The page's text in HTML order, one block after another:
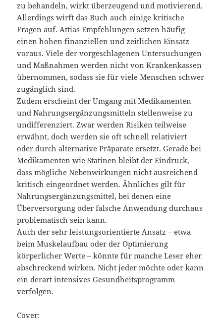
zu behandeln, wirkt überzeugend und motivierend.
Allerdings wirft das Buch auch einige kritische
Fragen auf. Attias Empfehlungen setzen häufig
einen hohen finanziellen und zeitlichen Einsatz
voraus. Viele der vorgeschlagenen Untersuchungen
und Maßnahmen werden nicht von Krankenkassen
übernommen, sodass sie für viele Menschen schwer
zugänglich sind.
Zudem erscheint der Umgang mit Medikamenten
und Nahrungsergänzungsmitteln stellenweise zu
undifferenziert. Zwar werden Risiken teilweise
erwähnt, doch werden sie oft schnell relativiert
oder durch alternative Präparate ersetzt. Gerade bei
Medikamenten wie Statinen bleibt der Eindruck,
dass mögliche Nebenwirkungen nicht ausreichend
kritisch eingeordnet werden. Ähnliches gilt für
Nahrungsergänzungsmittel, bei denen eine
Überversorgung oder falsche Anwendung durchaus
problematisch sein kann.
Auch der sehr leistungsorientierte Ansatz – etwa
beim Muskelaufbau oder der Optimierung
körperlicher Werte – könnte für manche Leser eher
abschreckend wirken. Nicht jeder möchte oder kann
ein derart intensives Gesundheitsprogramm
verfolgen.
Cover: